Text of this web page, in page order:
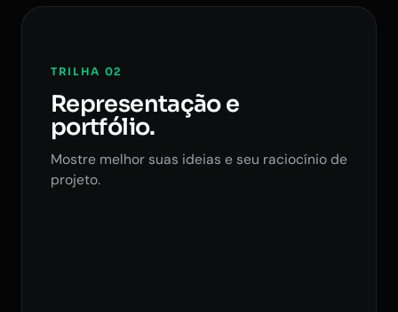
TRILHA 02
Representação e
portfólio.
Mostre melhor suas ideias e seu raciocínio de
projeto.